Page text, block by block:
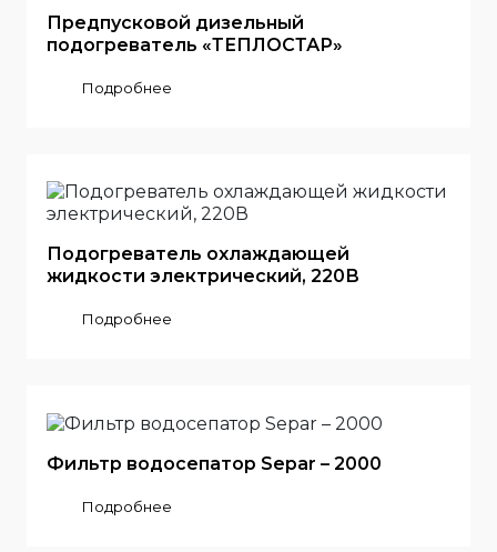
Предпусковой дизельный
подогреватель «ТЕПЛОСТАР»
Подробнее
Подогреватель охлаждающей
жидкости электрический, 220В
Подробнее
Фильтр водосепатор Separ – 2000
Подробнее